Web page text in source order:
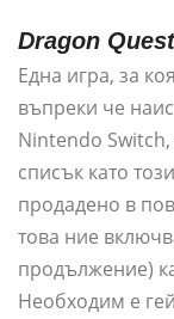
Dragon
Една игра, за
въпреки че
Nintendo
списък като
продадено в
това ние
продължение)
Необходим е